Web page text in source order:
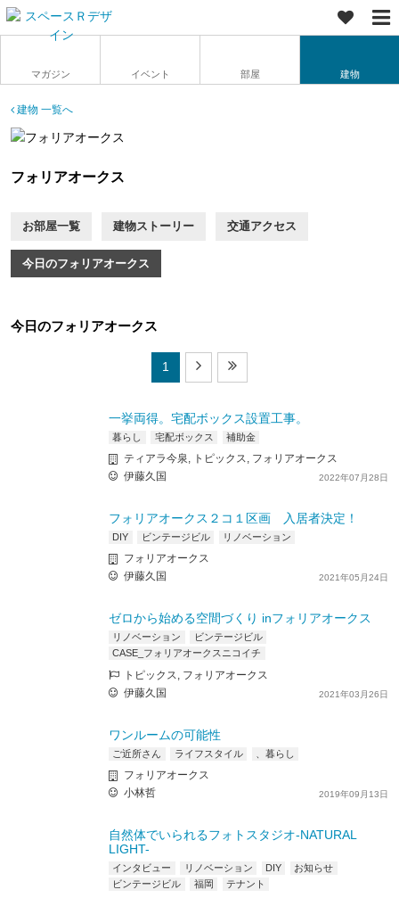
マガジン イベント 部屋 建物
建物 一覧へ
フォリアオークス
お部屋一覧 建物ストーリー 交通アクセス
今日のフォリアオークス
今日のフォリアオークス
1
一挙両得。宅配ボックス設置工事。
暮らし 宅配ボックス 補助金
ティアラ今泉, トピックス, フォリアオークス
伊藤久国
2022年07月28日
フォリアオークス２コ１区画 入居者決定！
DIY ビンテージビル リノベーション
フォリアオークス
伊藤久国
2021年05月24日
ゼロから始める空間づくり inフォリアオークス
リノベーション
ビンテージビル
CASE_フォリアオークスニコイチ
トピックス, フォリアオークス
伊藤久国
2021年03月26日
ワンルームの可能性
ご近所さん ライフスタイル 、暮らし
フォリアオークス
小林哲
2019年09月13日
自然体でいられるフォトスタジオ-NATURAL
LIGHT-
インタビュー リノベーション DIY
お知らせ
ビンテージビル
福岡 テナント